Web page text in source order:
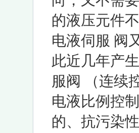
的液压元件
电液伺服 阀
此近几年产
服阀 （连续
电液比例控
的、抗污染